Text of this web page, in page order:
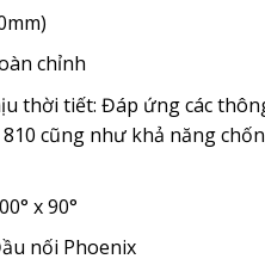
chỉnh
thời tiết: Đáp ứng các
cũng như khả năng
x 90°
nối Phoenix